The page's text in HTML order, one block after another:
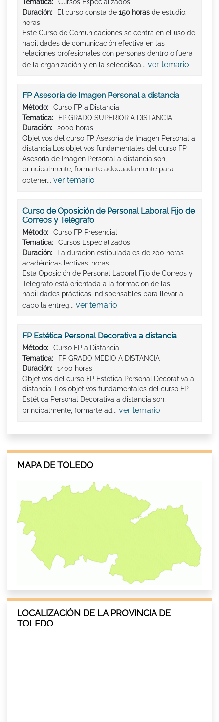
Tematica:
Cursos Especializados
Duración:
El curso consta de 150 horas de estudio.
horas
Este Curso de Comunicaciones se centra en el uso de
habilidades de comunicación efectiva en las
relaciones profesionales con personas dentro o fuera
de la organización y en la selecci&oa... ver temario
FP Asesoría de Imagen Personal a distancia
Método:
Curso FP a Distancia
Tematica:
FP GRADO SUPERIOR A DISTANCIA
Duración:
2000 horas
Objetivos del curso FP Asesoría de Imagen Personal a
distancia:Los objetivos fundamentales del curso FP
Asesoría de Imagen Personal a distancia son,
principalmente, formarte adecuadamente para
obtener... ver temario
Curso de Oposición de Personal Laboral Fijo de
Correos y Telégrafo
Método:
Curso FP Presencial
Tematica:
Cursos Especializados
Duración:
La duración estipulada es de 200 horas
académicas lectivas. horas
Esta Oposición de Personal Laboral Fijo de Correos y
Telégrafo está orientada a la formación de las
habilidades prácticas indispensables para llevar a
cabo la entreg... ver temario
FP Estética Personal Decorativa a distancia
Método:
Curso FP a Distancia
Tematica:
FP GRADO MEDIO A DISTANCIA
Duración:
1400 horas
Objetivos del curso FP Estética Personal Decorativa a
distancia: Los objetivos fundamentales del curso FP
Estética Personal Decorativa a distancia son,
principalmente, formarte ad... ver temario
MAPA DE TOLEDO
LOCALIZACIÓN DE LA PROVINCIA DE
TOLEDO